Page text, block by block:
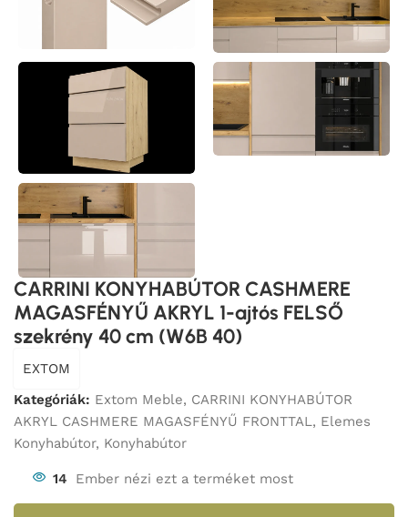
CARRINI KONYHABÚTOR CASHMERE
MAGASFÉNYŰ AKRYL 1-ajtós FELSŐ
szekrény 40 cm (W6B 40)
EXTOM
Kategóriák: Extom Meble, CARRINI KONYHABÚTOR
AKRYL CASHMERE MAGASFÉNYŰ FRONTTAL, Elemes
Konyhabútor, Konyhabútor
14 Ember nézi ezt a terméket most